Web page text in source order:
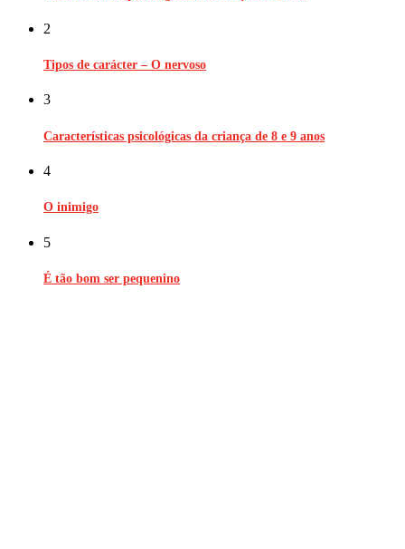
2
Tipos de carácter – O nervoso
3
Características psicológicas da criança de 8 e 9 anos
4
O inimigo
5
É tão bom ser pequenino